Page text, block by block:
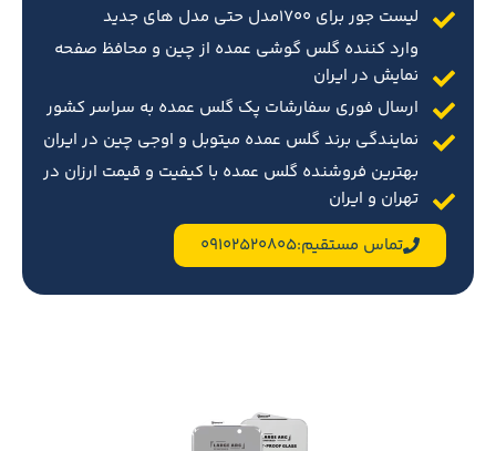
لیست جور برای 1700مدل حتی مدل های جدید
وارد کننده گلس گوشی عمده از چین و محافظ صفحه
نمایش در ایران
ارسال فوری سفارشات پک گلس عمده به سراسر کشور
نمایندگی برند گلس عمده میتوبل و اوجی چین در ایران
بهترین فروشنده گلس عمده با کیفیت و قیمت ارزان در
تهران و ایران
تماس مستقیم:09102520805